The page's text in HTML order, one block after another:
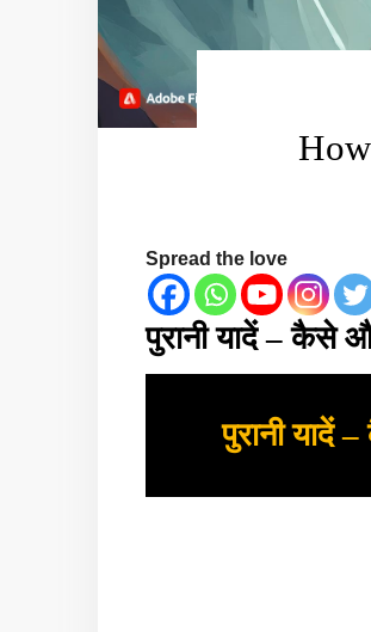
Spread the love
पुरानी यादें – कैसे
पुरानी यादें